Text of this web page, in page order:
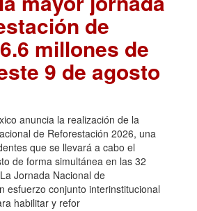
de
millones de
9 de agosto
anuncia la realización de la
de Reforestación 2026, una
que se llevará a cabo el
de forma simultánea en las 32
Jornada Nacional de
esfuerzo conjunto interinstitucional
habilitar y refor